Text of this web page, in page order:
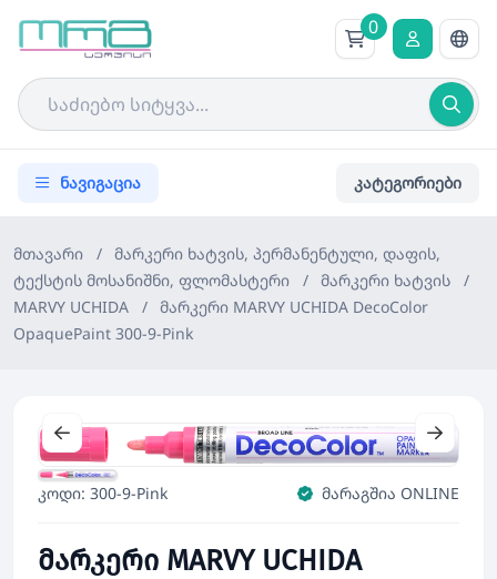
0
ნავიგაცია კატეგორიები
მთავარი /
მარკერი ხატვის, პერმანენტული, დაფის,
ტექსტის მოსანიშნი, ფლომასტერი
/ მარკერი ხატვის
/
MARVY UCHIDA
/
მარკერი MARVY UCHIDA DecoColor
OpaquePaint 300-9-Pink
კოდი: 300-9-Pink მარაგშია ONLINE
მარკერი MARVY UCHIDA